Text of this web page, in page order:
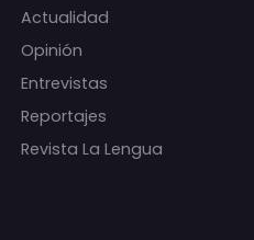
Actualidad
Opinión
Entrevistas
Reportajes
Revista La Lengua